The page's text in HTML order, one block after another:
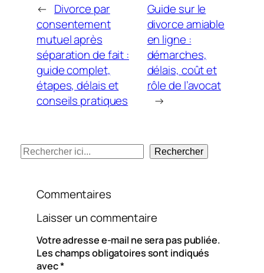
← Divorce par
consentement
mutuel après
séparation de fait :
guide complet,
étapes, délais et
conseils pratiques
Guide sur le
divorce amiable
en ligne :
démarches,
délais, coût et
rôle de l’avocat
→
Rechercher Rechercher
Commentaires
Laisser un commentaire
Votre adresse e-mail ne sera pas publiée.
Les champs obligatoires sont indiqués
avec*